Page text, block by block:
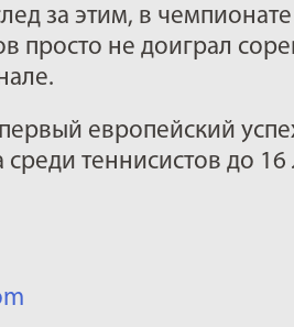
за этим, в
просто не доиграл
европейский
среди теннисистов до 16